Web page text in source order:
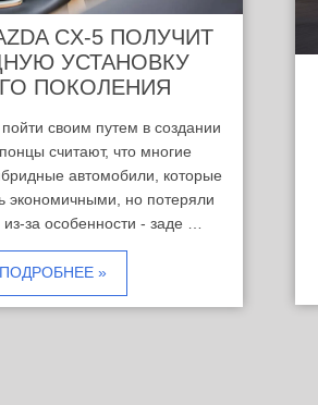
CX-5 ПОЛУЧИТ
УСТАНОВКУ
ПОКОЛЕНИЯ
своим путем в создании
считают, что многие
автомобили, которые
экономичными, но потеряли
из-за особенности - заде …
ПОДРОБНЕЕ »